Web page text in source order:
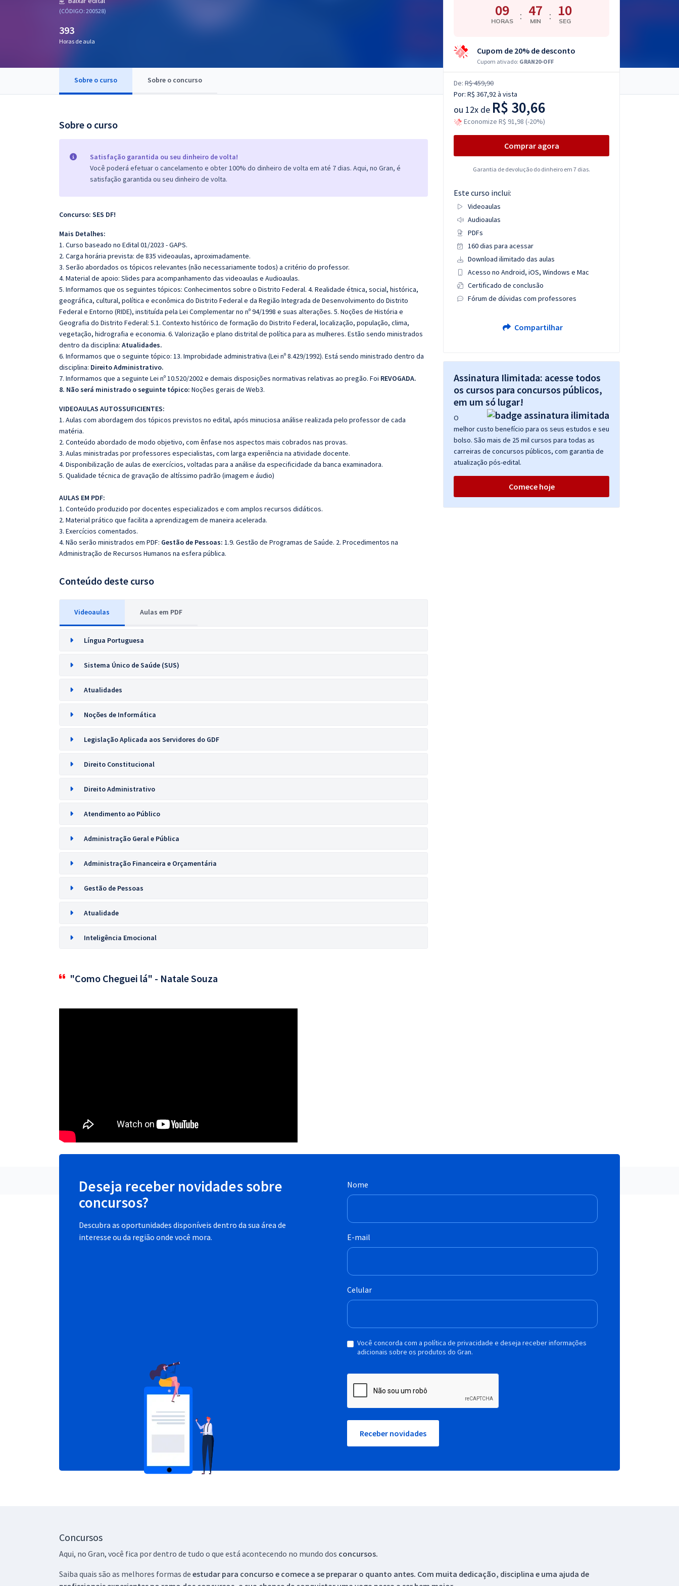
Conteúdo gratuito
(CÓDIGO: 200528)
393
Horas de aula
Sobre o curso Sobre o concurso
Sobre o curso
Satisfação garantida ou seu dinheiro de volta!
Você poderá efetuar o cancelamento e obter 100% do dinheiro de volta em até 7 dias. Aqui, no Gran, é
satisfação garantida ou seu dinheiro de volta.
Concurso: SES DF!
Mais Detalhes:
1. Curso baseado no Edital 01/2023 - GAPS.
2. Carga horária prevista: de 835 videoaulas, aproximadamente.
3. Serão abordados os tópicos relevantes (não necessariamente todos) a critério do professor.
4. Material de apoio: Slides para acompanhamento das videoaulas e Audioaulas.
5. Informamos que os seguintes tópicos: Conhecimentos sobre o Distrito Federal. 4. Realidade étnica, social, histórica,
geográfica, cultural, política e econômica do Distrito Federal e da Região Integrada de Desenvolvimento do Distrito
Federal e Entorno (RIDE), instituída pela Lei Complementar no nº 94/1998 e suas alterações. 5. Noções de História e
Geografia do Distrito Federal: 5.1. Contexto histórico de formação do Distrito Federal, localização, população, clima,
vegetação, hidrografia e economia. 6. Valorização e plano distrital de política para as mulheres. Estão sendo ministrados
dentro da disciplina: Atualidades.
6. Informamos que o seguinte tópico: 13. Improbidade administrativa (Lei nº 8.429/1992). Está sendo ministrado dentro da
disciplina: Direito Administrativo.
7. Informamos que a seguinte Lei nº 10.520/2002 e demais disposições normativas relativas ao pregão. Foi REVOGADA.
8. Não será ministrado o seguinte tópico: Noções gerais de Web3.
VIDEOAULAS AUTOSSUFICIENTES:
1. Aulas com abordagem dos tópicos previstos no edital, após minuciosa análise realizada pelo professor de cada
matéria.
2. Conteúdo abordado de modo objetivo, com ênfase nos aspectos mais cobrados nas provas.
3. Aulas ministradas por professores especialistas, com larga experiência na atividade docente.
4. Disponibilização de aulas de exercícios, voltadas para a análise da especificidade da banca examinadora.
5. Qualidade técnica de gravação de altíssimo padrão (imagem e áudio)
AULAS EM PDF:
1. Conteúdo produzido por docentes especializados e com amplos recursos didáticos.
2. Material prático que facilita a aprendizagem de maneira acelerada.
3. Exercícios comentados.
4. Não serão ministrados em PDF: Gestão de Pessoas: 1.9. Gestão de Programas de Saúde. 2. Procedimentos na
Administração de Recursos Humanos na esfera pública.
Conteúdo deste curso
Videoaulas Aulas em PDF
Língua Portuguesa
Sistema Único de Saúde (SUS)
Atualidades
Noções de Informática
Legislação Aplicada aos Servidores do GDF
Direito Constitucional
Direito Administrativo
Atendimento ao Público
Administração Geral e Pública
Administração Financeira e Orçamentária
Gestão de Pessoas
Atualidade
Inteligência Emocional
"Como Cheguei lá" - Natale Souza
09
HORAS : 47
MIN : 09
SEG
Cupom de 20% de desconto
Cupom ativado: GRAN20-OFF
De: R$ 459,90
Por: R$ 367,92à vista
ou 12x de R$ 30,66
Economize R$ 91,98 (-20%)
Comprar agora
Garantia de devolução do dinheiro em 7 dias.
Este curso inclui:
Videoaulas
Audioaulas
PDFs
160 dias para acessar
Download ilimitado das aulas
Acesso no Android, iOS, Windows e Mac
Certificado de conclusão
Fórum de dúvidas com professores
Compartilhar
Assinatura Ilimitada: acesse todos
os cursos para concursos públicos,
em um só lugar!
O
melhor custo benefício para os seus estudos e seu
bolso. São mais de 25 mil cursos para todas as
carreiras de concursos públicos, com garantia de
atualização pós-edital.
Comece hoje
Deseja receber novidades sobre
concursos?
Descubra as oportunidades disponíveis dentro da sua área de
interesse ou da região onde você mora.
Nome
E-mail
Celular
Você concorda com a política de privacidade e deseja receber informações
adicionais sobre os produtos do Gran.
Receber novidades
Concursos
Aqui, no Gran, você fica por dentro de tudo o que está acontecendo no mundo dos concursos.
Saiba quais são as melhores formas de estudar para concurso e comece a se preparar o quanto antes. Com muita dedicação, disciplina e uma ajuda de